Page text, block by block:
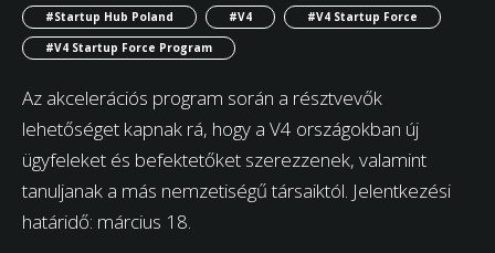
#Startup Hub Poland
#V4
#V4 Startup Force
#V4 Startup Force Program
Az akcelerációs program során a résztvevők
lehetőséget kapnak rá, hogy a V4 országokban új
ügyfeleket és befektetőket szerezzenek, valamint
tanuljanak a más nemzetiségű társaiktól. Jelentkezési
határidő: március 18.